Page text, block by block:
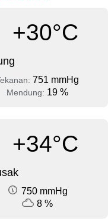
+30°C
751 mmHg
Mendung: 19 %
+34°C
750 mmHg
8 %